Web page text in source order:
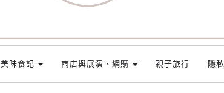
美味食記 商店與展演、網購 親子旅行 隱